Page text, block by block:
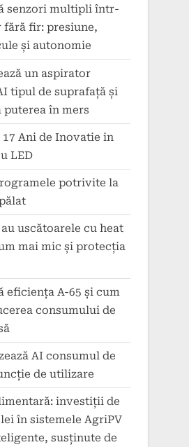
senzori multipli într-
fără fir: presiune,
și autonomie
un aspirator
tipul de suprafață și
puterea în mers
17 Ani de Inovatie in
LED
potrivite la
uscătoarele cu heat
mai mic și protecția
eficiența A-65 și cum
consumului de
AI consumul de
de utilizare
investiții de
în sistemele AgriPV
susținute de